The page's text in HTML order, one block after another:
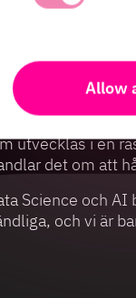
Allow
smått. Små
om att iterativt
ser
utvecklas i en
det om att
Science och
och vi är